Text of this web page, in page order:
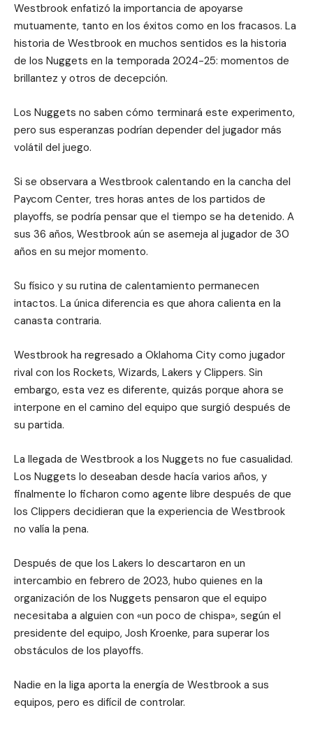
Westbrook enfatizó la importancia de apoyarse
mutuamente, tanto en los éxitos como en los fracasos. La
historia de Westbrook en muchos sentidos es la historia
de los Nuggets en la temporada 2024-25: momentos de
brillantez y otros de decepción.
Los Nuggets no saben cómo terminará este experimento,
pero sus esperanzas podrían depender del jugador más
volátil del juego.
Si se observara a Westbrook calentando en la cancha del
Paycom Center, tres horas antes de los partidos de
playoffs, se podría pensar que el tiempo se ha detenido. A
sus 36 años, Westbrook aún se asemeja al jugador de 30
años en su mejor momento.
Su físico y su rutina de calentamiento permanecen
intactos. La única diferencia es que ahora calienta en la
canasta contraria.
Westbrook ha regresado a Oklahoma City como jugador
rival con los Rockets, Wizards, Lakers y Clippers. Sin
embargo, esta vez es diferente, quizás porque ahora se
interpone en el camino del equipo que surgió después de
su partida.
La llegada de Westbrook a los Nuggets no fue casualidad.
Los Nuggets lo deseaban desde hacía varios años, y
finalmente lo ficharon como agente libre después de que
los Clippers decidieran que la experiencia de Westbrook
no valía la pena.
Después de que los Lakers lo descartaron en un
intercambio en febrero de 2023, hubo quienes en la
organización de los Nuggets pensaron que el equipo
necesitaba a alguien con «un poco de chispa», según el
presidente del equipo, Josh Kroenke, para superar los
obstáculos de los playoffs.
Nadie en la liga aporta la energía de Westbrook a sus
equipos, pero es difícil de controlar.